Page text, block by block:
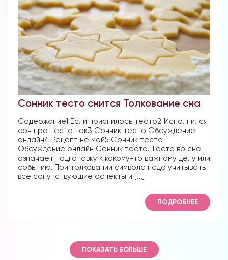
Сонник тесто снится Толкование сна
Содержание1 Если приснилось тесто2 Исполнился
сон про тесто так3 Сонник тесто Обсуждение
онлайн4 Рецепт не мой5 Сонник тесто
Обсуждение онлайн Сонник тесто. Тесто во сне
означает подготовку к какому-то важному делу или
событию. При толковании символа надо учитывать
все сопутствующие аспекты и [...]
ПОДРОБНЕЕ
ПОКАЗАТЬ БОЛЬШЕ